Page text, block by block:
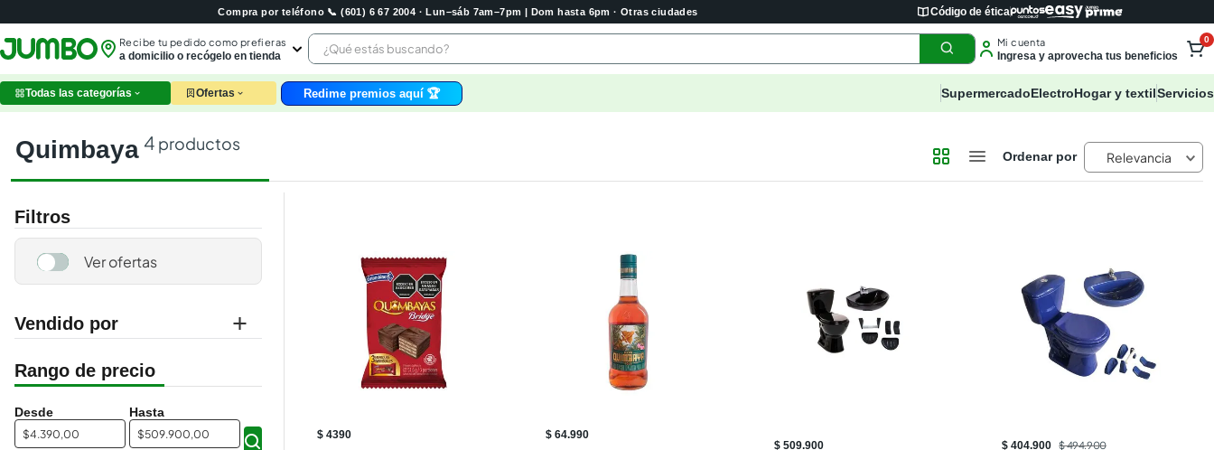
Compra por teléfono 📞 (601) 6 67 2004 · Lun–sáb 7am–7pm | Dom hasta 6pm · Otras ciudades Código de ética
Recibe tu pedido como prefieras
a domicilio o recógelo en tienda
¿Qué estás buscando?
leche
queso
pollo
carne
Mi cuenta
Ingresa y aprovecha tus beneficios
0
Todas las categorías Ofertas Redime premios aquí 🏆 SupermercadoElectroHogar y textilServicios
quimbaya 4 productos
Relevancia
Filtros
Vendido por
jumbo
marketplace
$ $ $ 4390 $ 64.990
$ 509.900 $ 404.900 $ 494.900